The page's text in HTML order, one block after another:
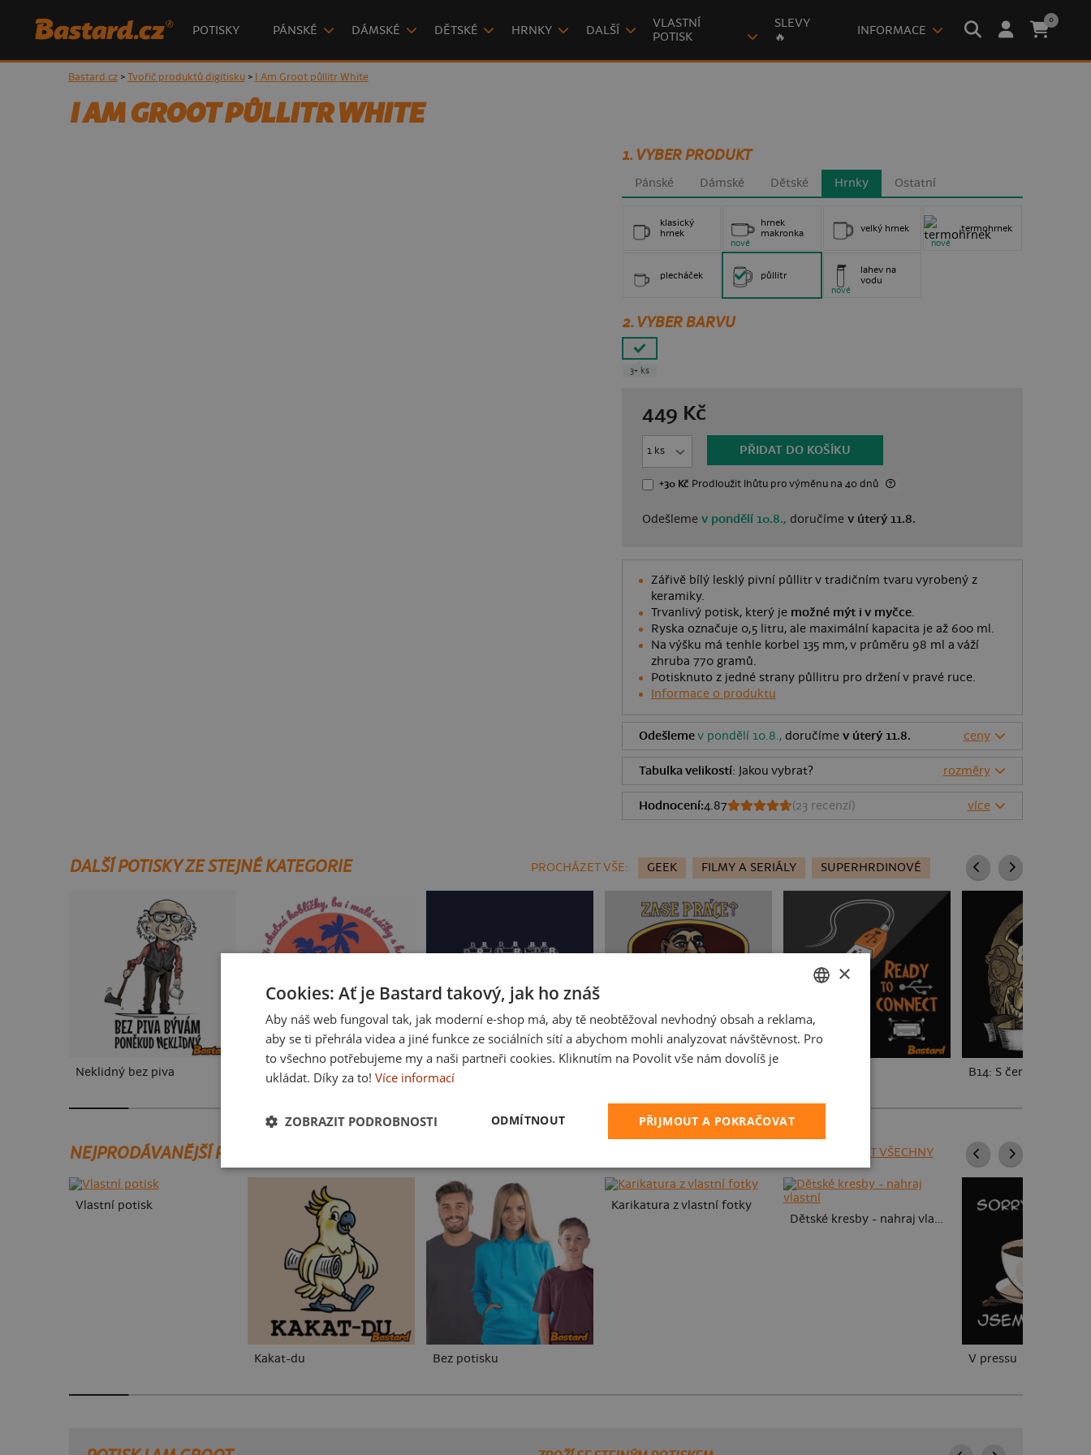
POTISKY PÁNSKÉ DÁMSKÉ DĚTSKÉ HRNKY DALŠÍ
VLASTNÍ
POTISK
SLEVY
🔥
INFORMACE
0
Bastard.cz> Tvořič produktů digitisku> I Am Groot půllitr White
I AM GROOT PŮLLITR WHITE
1. VYBER PRODUKT
Pánské Dámské Dětské Hrnky Ostatní
klasický
hrnek
hrnek
makronka
nové
velký hrnek termohrnek
nové
plecháček půllitr
lahev na
vodu
nové
2. VYBER BARVU
3+ ks
449 Kč
PŘIDAT DO KOŠÍKU
+30 Kč Prodloužit lhůtu pro výměnu na 40 dnů
Odešleme v pondělí 10.8., doručíme v úterý 11.8.
Zářivě bílý lesklý pivní půllitr v tradičním tvaru vyrobený z
keramiky.
Trvanlivý potisk, který je možné mýt i v myčce.
Ryska označuje 0,5 litru, ale maximální kapacita je až 600 ml.
Na výšku má tenhle korbel 135 mm, v průměru 98 ml a váží
zhruba 770 gramů.
Potisknuto z jedné strany půllitru pro držení v pravé ruce.
Informace o produktu
Odešlemev pondělí 10.8., doručíme v úterý 11.8. ceny
Tabulka velikostí: Jakou vybrat? rozměry
Hodnocení:4.87 (23 recenzí) více
DALŠÍ POTISKY ZE STEJNÉ KATEGORIE PROCHÁZET VŠE: GEEK FILMY A SERIÁLY SUPERHRDINOVÉ
Neklidný bez piva Fušál Cimrman: Debil, blbeček B14: S čerty nejsou
NEJPRODÁVANĚJŠÍ POTISKY ZOBRAZIT VŠECHNY
Vlastní potisk
Kakat-du Bez potisku
Karikatura z vlastní fotky
Dětské kresby - nahraj vlastní
V pressu
CZECH
SLOVAK
×
Cookies: Ať je Bastard takový, jak ho znáš
Aby náš web fungoval tak, jak moderní e-shop má, aby tě neobtěžoval nevhodný obsah a reklama,
aby se ti přehrála videa a jiné funkce ze sociálních sítí a abychom mohli analyzovat návštěvnost. Pro
to všechno potřebujeme my a naši partneři cookies. Kliknutím na Povolit vše nám dovolíš je
ukládat. Díky za to! Více informací
PŘIJMOUT A POKRAČOVAT
ODMÍTNOUT
ZOBRAZIT PODROBNOSTI